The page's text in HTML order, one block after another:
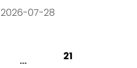
2026-07-28
... 21